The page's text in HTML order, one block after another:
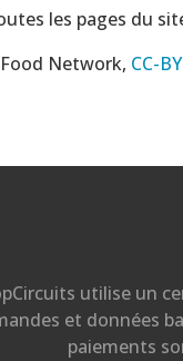
les pages du
Network, CC-
utilise un
et données
paiements